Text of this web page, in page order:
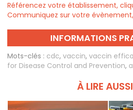
Référencez votre établissement,
Communiquez sur votre
INFORMATIONS
Mots-clés : cdc, vaccin, vaccin
for Disease Control and Prevention,
À LIRE